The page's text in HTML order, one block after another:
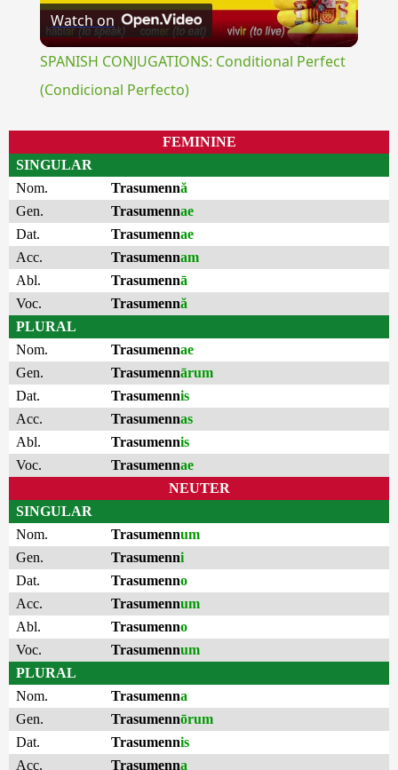
Video
Watch on
SPANISH CONJUGATIONS: Conditional Perfect
(Condicional Perfecto)
FEMININE
SINGULAR
Nom.
Trasumennă
Gen.
Trasumennae
Dat.
Trasumennae
Acc.
Trasumennam
Abl.
Trasumennā
Voc.
Trasumennă
PLURAL
Nom.
Trasumennae
Gen.
Trasumennārum
Dat.
Trasumennis
Acc.
Trasumennas
Abl.
Trasumennis
Voc.
Trasumennae
NEUTER
SINGULAR
Nom.
Trasumennum
Gen.
Trasumenni
Dat.
Trasumenno
Acc.
Trasumennum
Abl.
Trasumenno
Voc.
Trasumennum
PLURAL
Nom.
Trasumenna
Gen.
Trasumennōrum
Dat.
Trasumennis
Acc.
Trasumenna